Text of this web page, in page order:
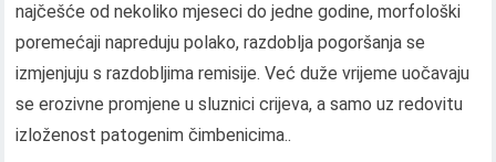
najčešće od nekoliko mjeseci do jedne godine, morfološki
poremećaji napreduju polako, razdoblja pogoršanja se
izmjenjuju s razdobljima remisije. Već duže vrijeme uočavaju
se erozivne promjene u sluznici crijeva, a samo uz redovitu
izloženost patogenim čimbenicima..